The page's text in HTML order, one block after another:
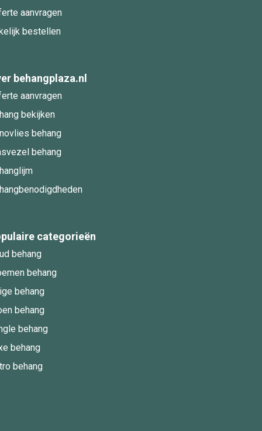
aanvragen
bestellen
behangplaza.nl
aanvragen
bekijken
behang
behang
categorieën
behang
behang
behang
behang
behang
behang
behang